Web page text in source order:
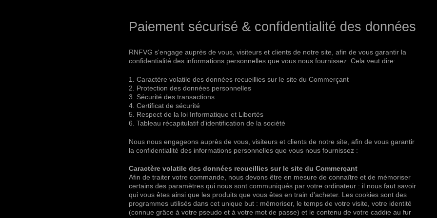
Paiement sécurisé & confidentialité des données
RNFVG s'engage auprès de vous, visiteurs et clients de notre site, afin de vous garantir la
confidentialité des informations personnelles que vous nous fournissez. Cela veut dire:
1. Caractère volatile des données recueillies sur le site du Commerçant
2. Protection des données personnelles
3. Sécurité des transactions
4. Certificat de sécurité
5. Respect de la loi Informatique et Libertés
6. Tableau récapitulatif d'identification de la société
Nous nous engageons auprès de vous, visiteurs et clients de notre site, afin de vous garantir
la confidentialité des informations personnelles que vous nous fournissez :
Caractère volatile des données recueillies sur le site du Commerçant
Afin de traiter votre commande, nous devons être en mesure de connaître et de mémoriser
certains des paramètres qui nous sont communiqués par votre ordinateur : il nous faut savoir
qui vous êtes ainsi que les produits que vous êtes en train d'acheter. Les cookies sont des
programmes utilisés dans cet unique but : mémoriser, le temps de votre visite, votre identité
(connue grâce à votre pseudo et à votre mot de passe) et le contenu de votre caddie au fur